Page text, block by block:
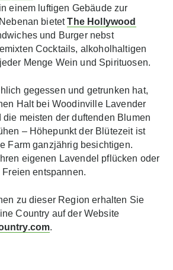
einem luftigen Gebäude zur
bietetThe Hollywood
und Burger nebst
Cocktails, alkoholhaltigen
Menge Wein und Spirituosen.
gegessen und getrunken hat,
Halt bei Woodinville Lavender
meisten der duftenden Blumen
– Höhepunkt der Blütezeit ist
Farm ganzjährig besichtigen.
eigenen Lavendel pflücken oder
entspannen.
zu dieser Region erhalten Sie
Country auf der Website
.